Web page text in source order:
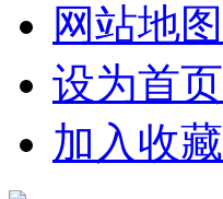
网站地图
设为首页
加入收藏